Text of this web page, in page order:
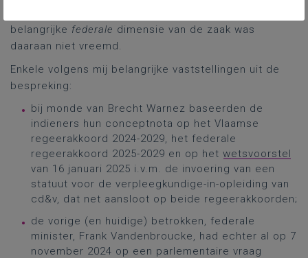
belangrijke federale dimensie van de zaak was
daaraan niet vreemd.
Enkele volgens mij belangrijke vaststellingen uit de
bespreking:
bij monde van Brecht Warnez baseerden de
indieners hun conceptnota op het Vlaamse
regeerakkoord 2024-2029, het federale
regeerakkoord 2025-2029 en op het wetsvoorstel
van 16 januari 2025 i.v.m. de invoering van een
statuut voor de verpleegkundige-in-opleiding van
cd&v, dat net aansloot op beide regeerakkoorden;
de vorige (en huidige) betrokken, federale
minister, Frank Vandenbroucke, had echter al op 7
november 2024 op een parlementaire vraag